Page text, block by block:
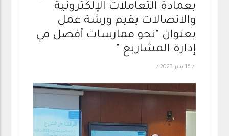
بعمادة التعاملات الإلكترونية
والاتصالات يقيم ورشة عمل
بعنوان "نحو ممارسات أفضل في
إدارة المشاريع "
/ 16 يناير 2023 /